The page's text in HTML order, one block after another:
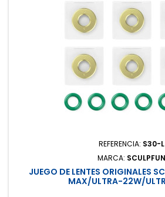
REFERENCIA: S30-L
MARCA: SCULPFUN
JUEGO DE LENTES ORIGINALES
MAX/ULTRA-22W/